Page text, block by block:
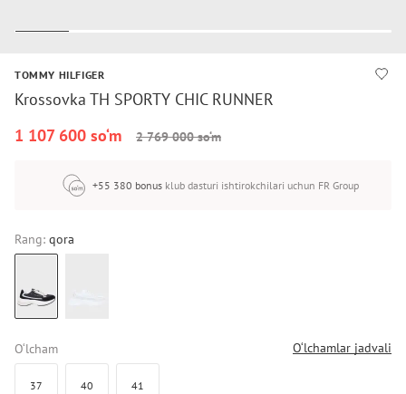
TOMMY HILFIGER
Krossovka TH SPORTY CHIC RUNNER
1 107 600 so‘m
2 769 000 so‘m
+55 380 bonus klub dasturi ishtirokchilari uchun FR Group
Rang: qora
O‘lcham O‘lchamlar jadvali
37 40 41